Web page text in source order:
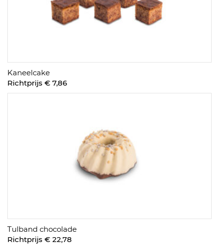
Kaneelcake
Richtprijs € 7,86
Tulband chocolade
Richtprijs € 22,78